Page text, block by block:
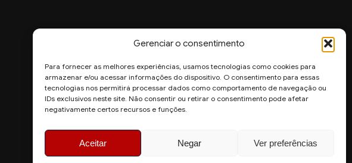
Gerenciar o consentimento
Para fornecer as melhores experiências, usamos tecnologias como cookies para
armazenar e/ou acessar informações do dispositivo. O consentimento para essas
tecnologias nos permitirá processar dados como comportamento de navegação ou
IDs exclusivos neste site. Não consentir ou retirar o consentimento pode afetar
negativamente certos recursos e funções.
Aceitar Negar Ver preferências